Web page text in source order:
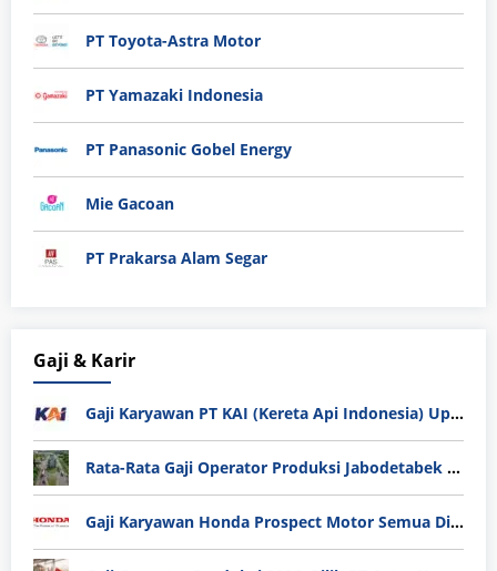
PT Toyota-Astra Motor
PT Yamazaki Indonesia
PT Panasonic Gobel Energy
Mie Gacoan
PT Prakarsa Alam Segar
Gaji & Karir
Gaji Karyawan PT KAI (Kereta Api Indonesia) Update 2025
Rata-Rata Gaji Operator Produksi Jabodetabek 2025: Bedah Tuntas UMK, Lemburan, dan Realita Hidup Buruh
Gaji Karyawan Honda Prospect Motor Semua Divisi